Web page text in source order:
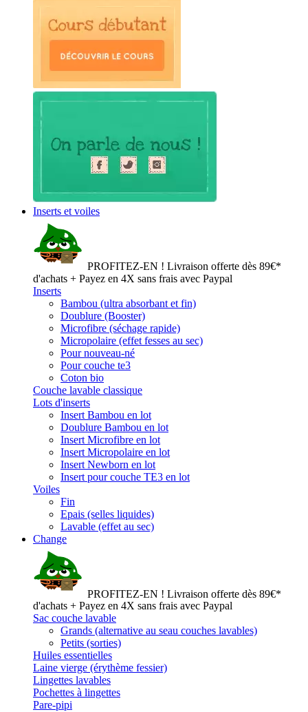
Inserts et voiles
PROFITEZ-EN ! Livraison offerte dès 89€*
d'achats + Payez en 4X sans frais avec Paypal
Inserts
Bambou (ultra absorbant et fin)
Doublure (Booster)
Microfibre (séchage rapide)
Micropolaire (effet fesses au sec)
Pour nouveau-né
Pour couche te3
Coton bio
Couche lavable classique
Lots d'inserts
Insert Bambou en lot
Doublure Bambou en lot
Insert Microfibre en lot
Insert Micropolaire en lot
Insert Newborn en lot
Insert pour couche TE3 en lot
Voiles
Fin
Epais (selles liquides)
Lavable (effet au sec)
Change
PROFITEZ-EN ! Livraison offerte dès 89€*
d'achats + Payez en 4X sans frais avec Paypal
Sac couche lavable
Grands (alternative au seau couches lavables)
Petits (sorties)
Huiles essentielles
Laine vierge (érythème fessier)
Lingettes lavables
Pochettes à lingettes
Pare-pipi